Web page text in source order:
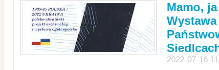
Mamo,
2022-07-16